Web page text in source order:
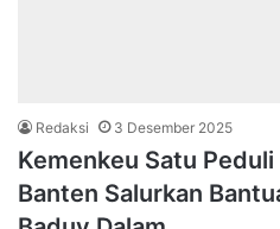
Redaksi 3 Desember 2025
Kemenkeu Satu
Banten Salurkan